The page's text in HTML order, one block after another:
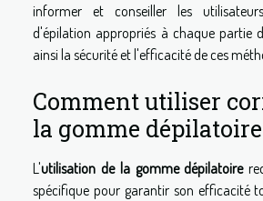
informer et conseiller les
d'épilation appropriés à chaque partie
ainsi la sécurité et l'efficacité de ces
Comment utiliser
la gomme
L'utilisation de la gomme dépilatoire
spécifique pour garantir son efficacité